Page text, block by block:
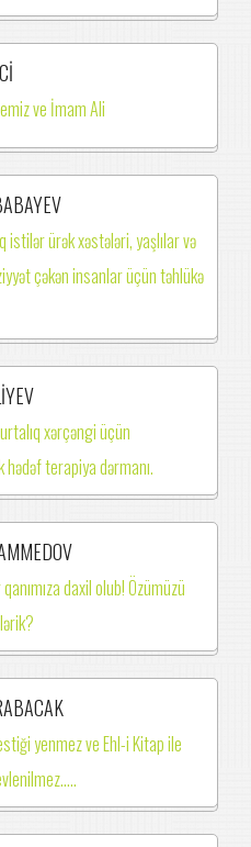
ve İmam Ali
istilər ürək xəstələri, yaşlılar və
çəkən insanlar üçün təhlükə
xərçəngi üçün
terapiya dərmanı.
daxil olub! Özümüzü
yenmez ve Ehl-i Kitap ile